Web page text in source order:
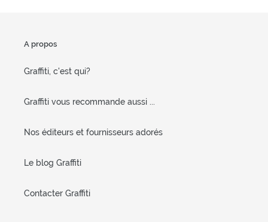
A propos
Graffiti, c'est qui?
Graffiti vous recommande aussi ...
Nos éditeurs et fournisseurs adorés
Le blog Graffiti
Contacter Graffiti